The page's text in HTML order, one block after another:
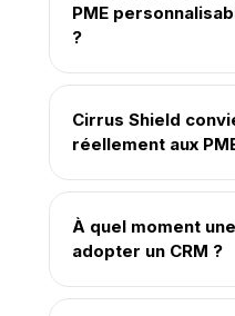
PME
?
Cirrus Shield
réellement aux
À quel moment
adopter un CRM ?